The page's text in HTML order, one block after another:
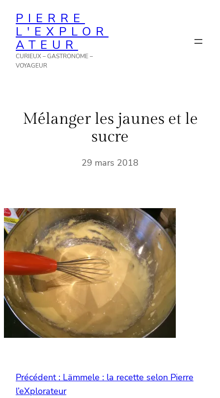
contenu
PIERRE
L'EXPLOR
ATEUR
CURIEUX – GASTRONOME –
VOYAGEUR
Mélanger les jaunes et le
sucre
29 mars 2018
Précédent : Lämmele : la recette selon Pierre
l’eXplorateur